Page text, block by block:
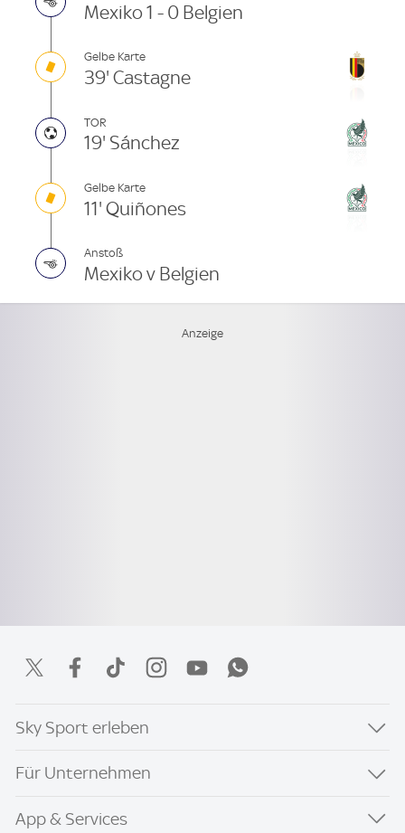
Mexiko 1 - 0 Belgien
Gelbe Karte
39' Castagne
TOR
19' Sánchez
Gelbe Karte
11' Quiñones
Anstoß
Mexiko v Belgien
Sky Sport erleben
Für Unternehmen
App & Services